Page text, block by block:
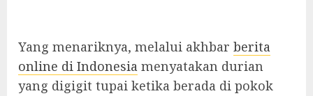
Yang menariknya, melalui akhbar berita
online di Indonesia menyatakan durian
yang digigit tupai ketika berada di pokok